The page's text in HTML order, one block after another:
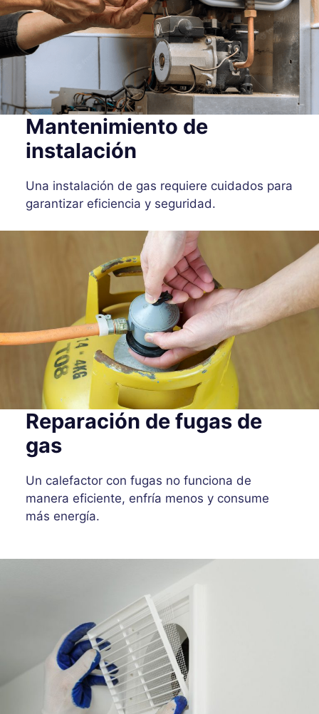
Mantenimiento de
instalación
Una instalación de gas requiere cuidados para
garantizar eficiencia y seguridad.
Reparación de fugas de
gas
Un calefactor con fugas no funciona de
manera eficiente, enfría menos y consume
más energía.